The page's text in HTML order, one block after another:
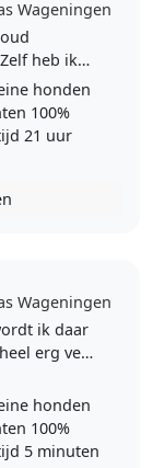
Wageningen
heb ik
jaar oud!
mijn
honden
100%
21 uur
Wageningen
ik daar
erg veel
fijn
Ik
honden
100%
5 minuten